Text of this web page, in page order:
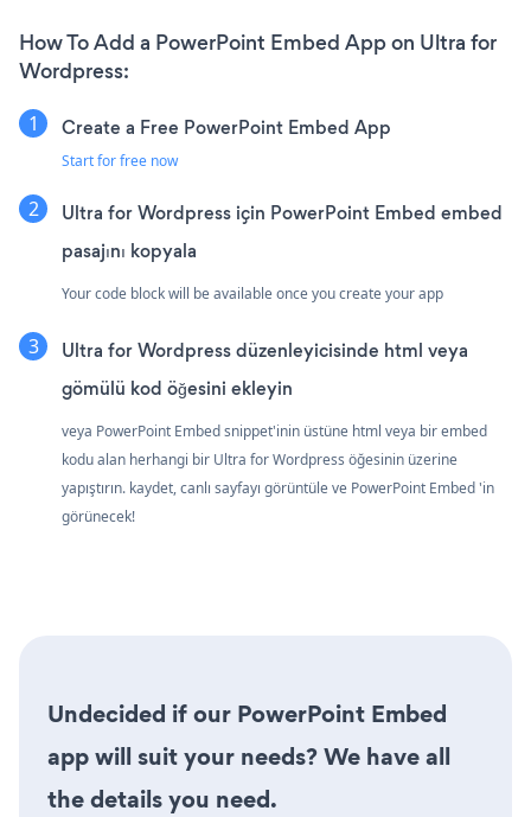
How To Add a PowerPoint Embed App on Ultra for
Wordpress:
Create a Free PowerPoint Embed App
Start for free now
Ultra for Wordpress için PowerPoint Embed embed
pasajını kopyala
Your code block will be available once you create your app
Ultra for Wordpress düzenleyicisinde html veya
gömülü kod öğesini ekleyin
veya PowerPoint Embed snippet'inin üstüne html veya bir embed
kodu alan herhangi bir Ultra for Wordpress öğesinin üzerine
yapıştırın. kaydet, canlı sayfayı görüntüle ve PowerPoint Embed 'in
görünecek!
Undecided if our PowerPoint Embed
app will suit your needs? We have all
the details you need.